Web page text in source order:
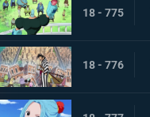
18 - 775
18 - 776